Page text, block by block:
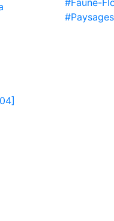
#Faune-
#Paysages